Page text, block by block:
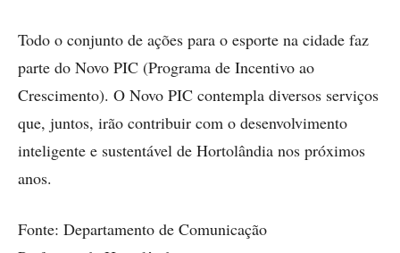
Todo o conjunto de ações para o esporte na cidade faz
parte do Novo PIC (Programa de Incentivo ao
Crescimento). O Novo PIC contempla diversos serviços
que, juntos, irão contribuir com o desenvolvimento
inteligente e sustentável de Hortolândia nos próximos
anos.
Fonte: Departamento de Comunicação